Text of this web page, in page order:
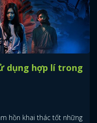
dụng hợp lí trong
hồn khai thác tốt những